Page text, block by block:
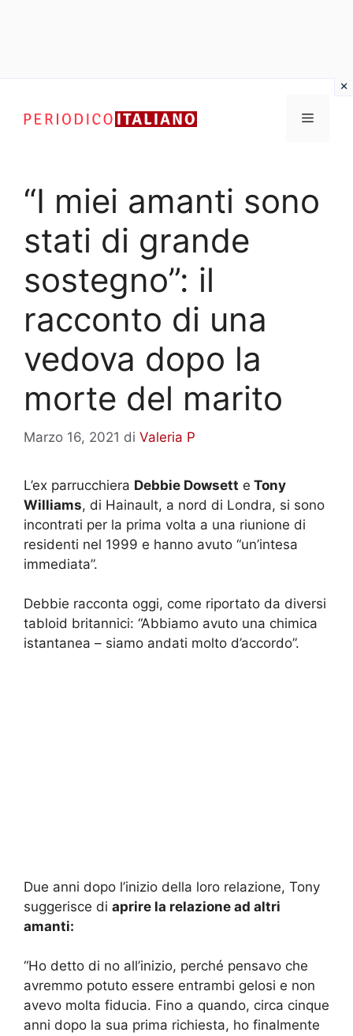
contenuto
Menu
“I miei amanti sono
stati di grande
sostegno”: il
racconto di una
vedova dopo la
morte del marito
Marzo 16, 2021 di Valeria P
L’ex parrucchiera Debbie Dowsett e Tony
Williams, di Hainault, a nord di Londra, si sono
incontrati per la prima volta a una riunione di
residenti nel 1999 e hanno avuto “un’intesa
immediata”.
Debbie racconta oggi, come riportato da diversi
tabloid britannici: “Abbiamo avuto una chimica
istantanea – siamo andati molto d’accordo”.
Due anni dopo l’inizio della loro relazione, Tony
suggerisce di aprire la relazione ad altri
amanti:
“Ho detto di no all’inizio, perché pensavo che
avremmo potuto essere entrambi gelosi e non
avevo molta fiducia. Fino a quando, circa cinque
anni dopo la sua prima richiesta, ho finalmente